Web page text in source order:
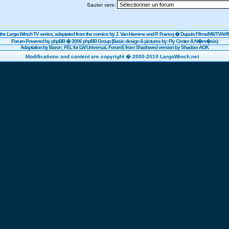
Sauter vers:
Largo WinchTV series, adaptated from the comics by J. Van Hamme and P. Francq �DupuisFilms/M6/TVA/
Forum Powered byphpBB� 2006 phpBB Group (Basic design & pictures by: Fly Center & N�m�sis)
Adaptation by Baron_FEL for LW UniversaL Forum$ from Shadowed version by Shadow AOK
Modifications and content are copyright � 2000-2010 LargoWinch.net